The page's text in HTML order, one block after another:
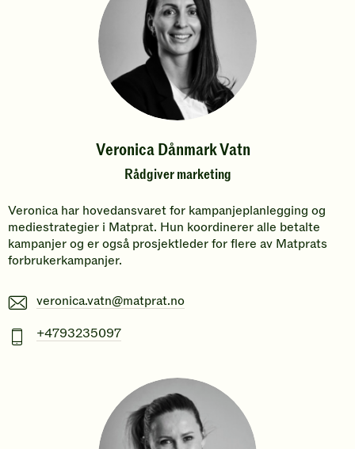
Veronica Dånmark Vatn
Rådgiver marketing
Veronica har hovedansvaret for kampanjeplanlegging og
mediestrategier i Matprat. Hun koordinerer alle betalte
kampanjer og er også prosjektleder for flere av Matprats
forbrukerkampanjer.
E-
veronica.vatn@matprat.no
Mobiltelefonnummer
+4793235097